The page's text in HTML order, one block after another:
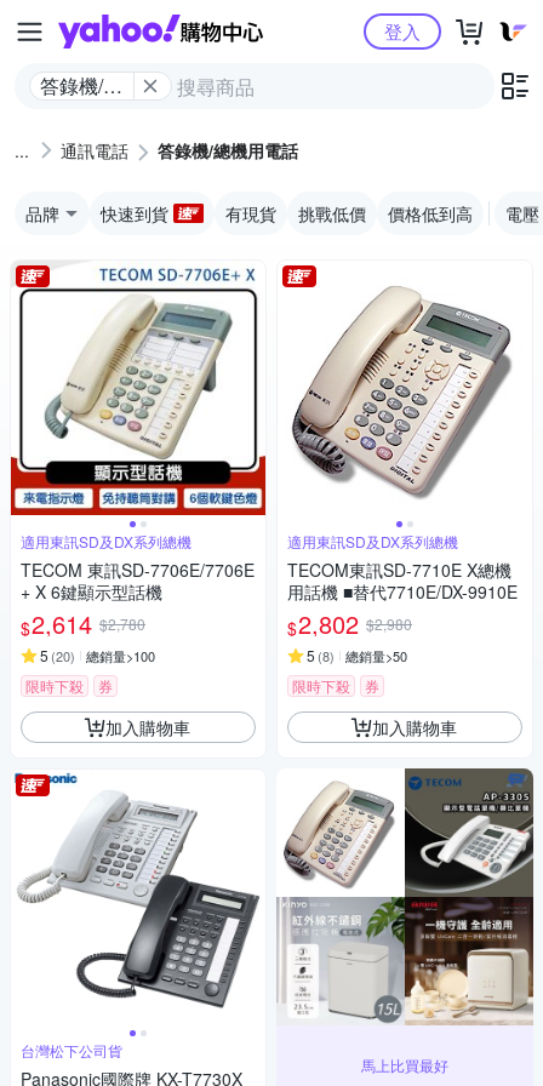
Yahoo購物中心
答錄機/總
登入
通訊電話 答錄機/總機用電話
品牌 快速到貨 有現貨 挑戰低價 價格低到高 電壓
適用東訊SD及DX系列總機
TECOM 東訊SD-7706E/7706E
+ X 6鍵顯示型話機
$2,614 $2,780
5 (20) 總銷量>100
限時下殺 券
加入購物車
台灣松下公司貨
Panasonic國際牌 KX-T7730X
適用東訊SD及DX系列總機
TECOM東訊SD-7710E X總機
用話機 ■替代7710E/DX-9910E
$2,802 $2,980
5 (8) 總銷量>50
限時下殺 券
加入購物車
馬上比買最好